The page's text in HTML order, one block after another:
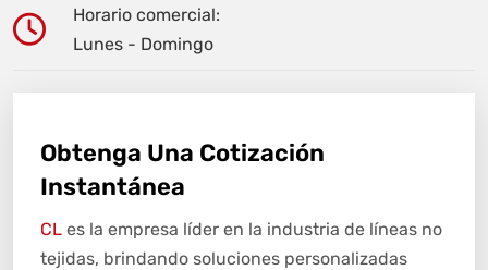
Horario comercial:
Lunes - Domingo
Obtenga Una Cotización
Instantánea
CL es la empresa líder en la industria de líneas no
tejidas, brindando soluciones personalizadas